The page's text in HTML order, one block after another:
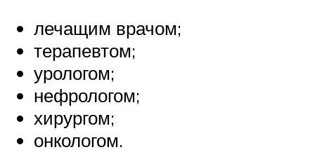
лечащим врачом;
терапевтом;
урологом;
нефрологом;
хирургом;
онкологом.